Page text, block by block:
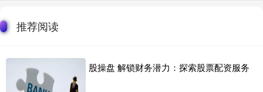
推荐阅读
股操盘 解锁财务潜力：探索股票配资服务